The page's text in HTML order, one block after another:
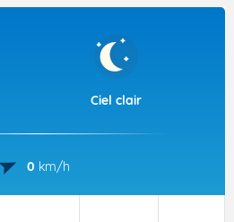
Ciel clair
0 km/h